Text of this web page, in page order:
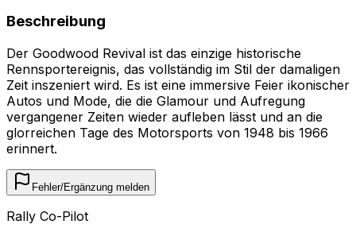
Beschreibung
Der Goodwood Revival ist das einzige historische
Rennsportereignis, das vollständig im Stil der damaligen
Zeit inszeniert wird. Es ist eine immersive Feier ikonischer
Autos und Mode, die die Glamour und Aufregung
vergangener Zeiten wieder aufleben lässt und an die
glorreichen Tage des Motorsports von 1948 bis 1966
erinnert.
Fehler/Ergänzung melden
Rally Co-Pilot